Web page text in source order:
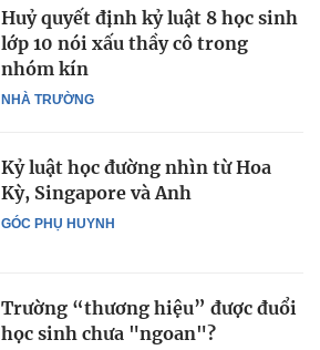
NHÀ TRƯỜNG
Huỷ quyết định kỷ luật 8 học sinh
lớp 10 nói xấu thầy cô trong
nhóm kín
GÓC PHỤ HUYNH
Kỷ luật học đường nhìn từ Hoa
Kỳ, Singapore và Anh
Trường “thương hiệu” được đuổi
học sinh chưa "ngoan"?